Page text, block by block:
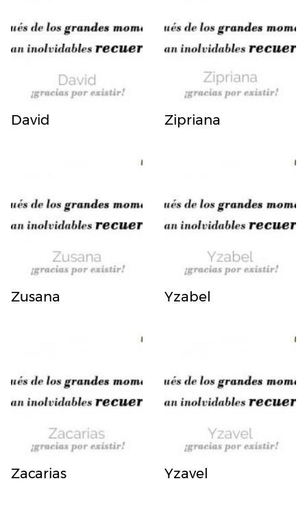
David Zipriana
Zusana Yzabel
Zacarias Yzavel